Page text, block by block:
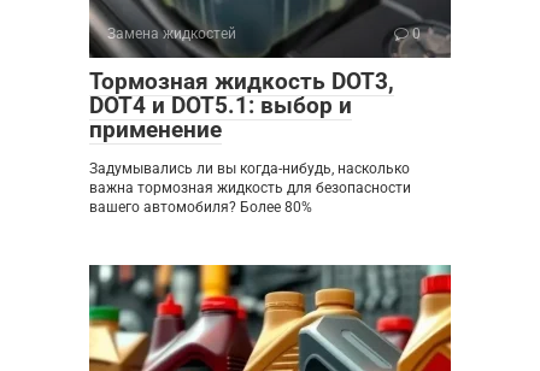
Замена жидкостей 0
Тормозная жидкость DOT3,
DOT4 и DOT5.1: выбор и
применение
Задумывались ли вы когда-нибудь, насколько
важна тормозная жидкость для безопасности
вашего автомобиля? Более 80%